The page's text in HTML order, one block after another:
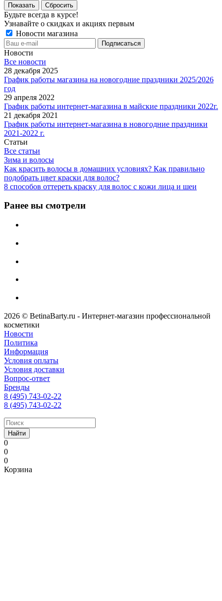
Сбросить
Будьте всегда в курсе!
Узнавайте о скидках и акциях первым
Новости магазина
Новости
Все новости
28 декабря 2025
График работы магазина на новогодние праздники 2025/2026
год
29 апреля 2022
График работы интернет-магазина в майские праздники 2022г.
21 декабря 2021
График работы интернет-магазина в новогодние праздники
2021-2022 г.
Статьи
Все статьи
Зима и волосы
Как красить волосы в домашних условиях? Как правильно
подобрать цвет краски для волос?
8 способов оттереть краску для волос с кожи лица и шеи
Ранее вы смотрели
2026 © BetinaBarty.ru - Интернет-магазин профессиональной
косметики
Новости
Политика
Информация
Условия оплаты
Условия доставки
Вопрос-ответ
Бренды
8 (495) 743-02-22
8 (495) 743-02-22
Найти
0
0
0
Корзина